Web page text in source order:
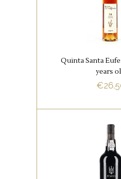
Bijzondere
sinaasappel,
vijgen, noten,
BUY
Quinta Santa
years
€